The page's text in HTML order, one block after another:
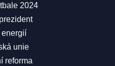
2024
unie
reforma